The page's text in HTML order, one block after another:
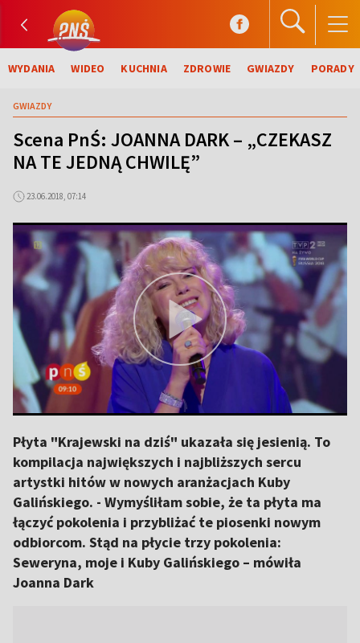
WYDANIA WIDEO KUCHNIA ZDROWIE GWIAZDY PORADY
GWIAZDY
Scena PnŚ: JOANNA DARK – „CZEKASZ
NA TE JEDNĄ CHWILĘ”
23.06.2018, 07:14
Płyta "Krajewski na dziś" ukazała się jesienią. To
kompilacja największych i najbliższych sercu
artystki hitów w nowych aranżacjach Kuby
Galińskiego. - Wymyśliłam sobie, że ta płyta ma
łączyć pokolenia i przybliżać te piosenki nowym
odbiorcom. Stąd na płycie trzy pokolenia:
Seweryna, moje i Kuby Galińskiego – mówiła
Joanna Dark